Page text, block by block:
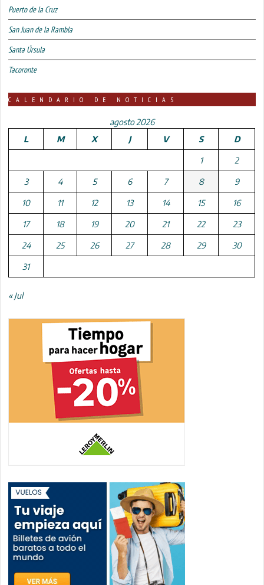
Puerto de la Cruz
San Juan de la Rambla
Santa Úrsula
Tacoronte
CALENDARIO DE NOTICIAS
agosto 2026
L
M X J V S D
1 2
3 4 5 6 7 8 9
10 11 12 13 14 15 16
17 18 19 20 21 22 23
24 25 26 27 28 29 30
31
« Jul